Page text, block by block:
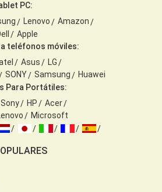
PC:
Lenovo
Amazon
Apple
teléfonos móviles:
Asus
LG
SONY Samsung
Huawei
Para Portátiles:
Sony HP
Acer
Microsoft